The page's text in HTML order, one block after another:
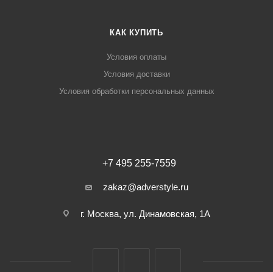
КАК КУПИТЬ
Условия оплаты
Условия доставки
Условия обработки персональных данных
+7 495 255-7559
zakaz@adverstyle.ru
г. Москва, ул. Динамовская, 1А